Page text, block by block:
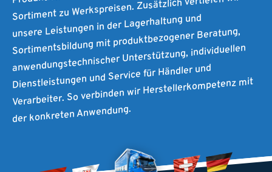
Sortiment zu Werkspreisen. Zusätzlich vertiefen wir
unsere Leistungen in der Lagerhaltung und
Sortimentsbildung mit produktbezogener Beratung,
anwendungstechnischer Unterstützung, individuellen
Dienstleistungen und Service für Händler und
Verarbeiter. So verbinden wir Herstellerkompetenz mit
der konkreten Anwendung.